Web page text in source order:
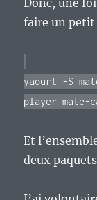
Donc, une
faire un petit
yaourt -S
player mate-
Et
deux